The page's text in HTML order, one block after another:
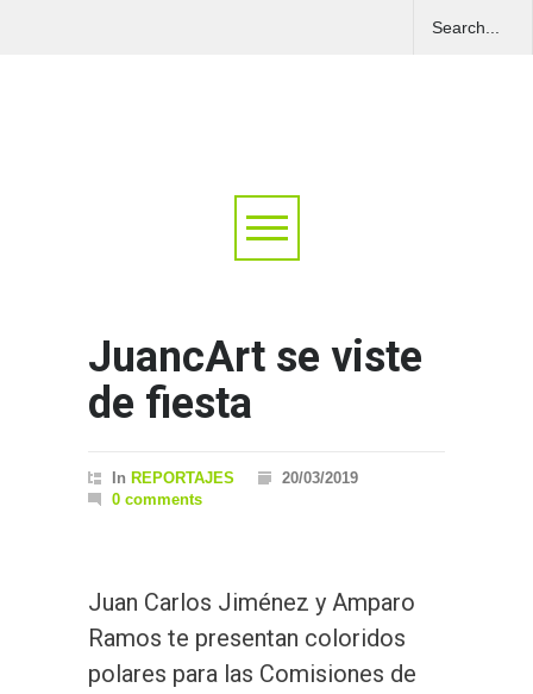
JuancArt se viste
de fiesta
In REPORTAJES
20/03/2019
0 comments
Juan Carlos Jiménez y Amparo
Ramos te presentan coloridos
polares para las Comisiones de